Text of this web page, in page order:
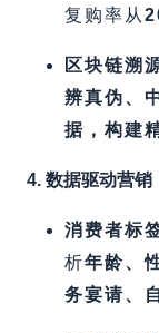
复购率从
区块链溯
辨真伪、
据，构建
4. 数据驱动营销
消费者标
析年龄、
务宴请、